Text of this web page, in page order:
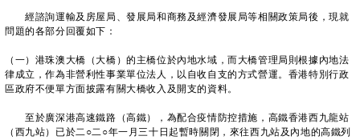
經諮詢運輸及房屋局、發展局和商務及經濟發展局等相關政策局後，現就
問題的各部分回覆如下：
（一）港珠澳大橋（大橋）的主橋位於內地水域，而大橋管理局則根據內地法
律成立，作為非營利性事業單位法人，以自收自支的方式營運。香港特別行政
區政府不便單方面披露有關大橋收入及開支的資料。
至於廣深港高速鐵路（高鐵），為配合疫情防控措施，高鐵香港西九龍站
（西九站）已於二○二○年一月三十日起暫時關閉，來往西九站及內地的高鐵列